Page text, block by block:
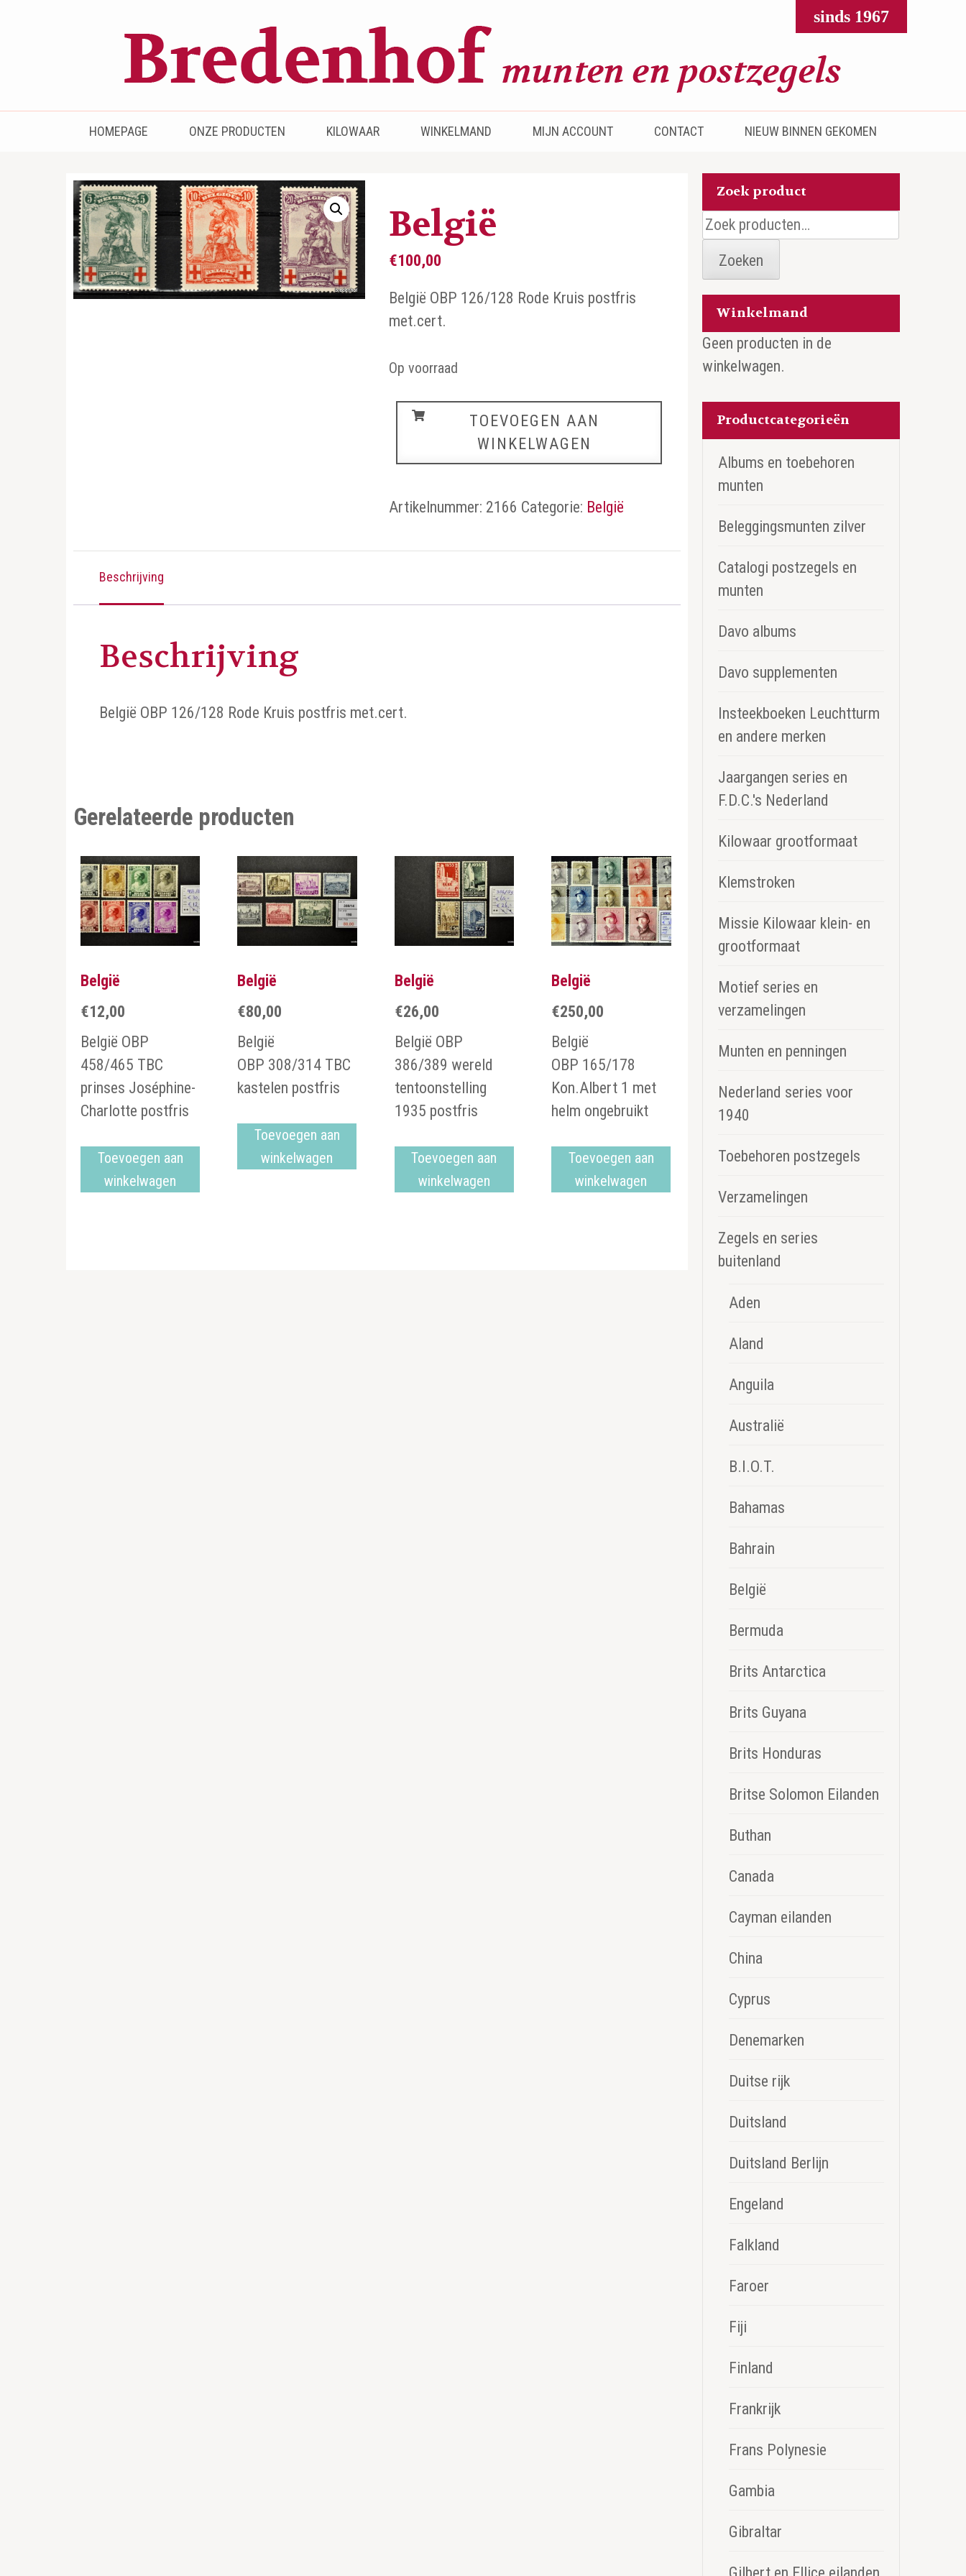
sinds 1967
Bredenhof
Postzegels en munten
HOMEPAGE ONZE PRODUCTEN KILOWAAR WINKELMAND MIJN ACCOUNT CONTACT NIEUW BINNEN GEKOMEN
België
€100,00
België OBP 126/128 Rode Kruis postfris
met.cert.
Op voorraad
België
TOEVOEGEN AAN
WINKELWAGEN
Artikelnummer: 2166 Categorie: België
Beschrijving
Beschrijving
België OBP 126/128 Rode Kruis postfris met.cert.
Gerelateerde producten
België
€12,00
België OBP
458/465 TBC
prinses Joséphine-
Charlotte postfris
Toevoegen aan
winkelwagen
België
€80,00
België
OBP 308/314 TBC
kastelen postfris
Toevoegen aan
winkelwagen
België
€26,00
België OBP
386/389 wereld
tentoonstelling
1935 postfris
Toevoegen aan
winkelwagen
België
€250,00
België
OBP 165/178
Kon.Albert 1 met
helm ongebruikt
Toevoegen aan
winkelwagen
Zoek product
Zoeken
naar:
Zoeken
Winkelmand
Geen producten in de
winkelwagen.
Productcategorieën
Albums en toebehoren
munten
Beleggingsmunten zilver
Catalogi postzegels en
munten
Davo albums
Davo supplementen
Insteekboeken Leuchtturm
en andere merken
Jaargangen series en
F.D.C.'s Nederland
Kilowaar grootformaat
Klemstroken
Missie Kilowaar klein- en
grootformaat
Motief series en
verzamelingen
Munten en penningen
Nederland series voor
1940
Toebehoren postzegels
Verzamelingen
Zegels en series
buitenland
Aden
Aland
Anguila
Australië
B.I.O.T.
Bahamas
Bahrain
België
Bermuda
Brits Antarctica
Brits Guyana
Brits Honduras
Britse Solomon Eilanden
Buthan
Canada
Cayman eilanden
China
Cyprus
Denemarken
Duitse rijk
Duitsland
Duitsland Berlijn
Engeland
Falkland
Faroer
Fiji
Finland
Frankrijk
Frans Polynesie
Gambia
Gibraltar